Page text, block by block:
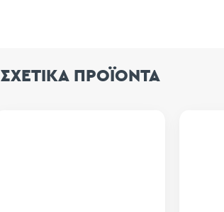
ΣΧΕΤΙΚΑ ΠΡΟΪΟΝΤΑ